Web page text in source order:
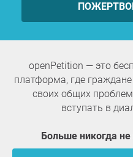
openPetition — это
платформа, где
своих общих
вступать в
Больше никогда